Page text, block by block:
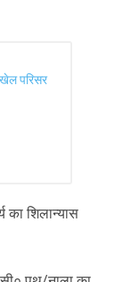
खेल परिसर
का शिलान्यास